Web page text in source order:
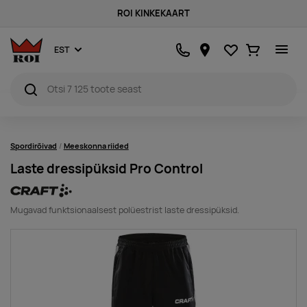
ROI KINKEKAART
EST Lemmikud
Ostukorv
Spordirõivad Meeskonna riided
Laste dressipüksid Pro Control
Mugavad funktsionaalsest polüestrist laste dressipüksid.